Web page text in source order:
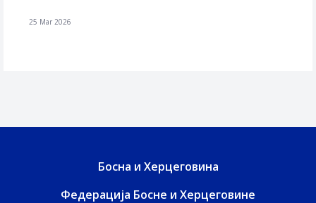
25 Mar 2026
Босна и Херцеговина
Федерација Босне и Херцеговине